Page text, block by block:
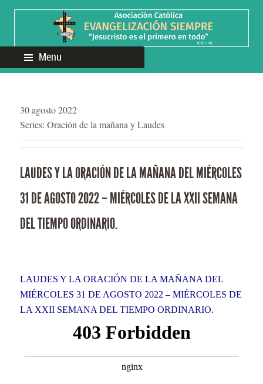
Menu
30 agosto 2022
Series: Oración de la mañana y Laudes
LAUDES Y LA ORACIÓN DE LA MAÑANA DEL MIÉRCOLES
31 DE AGOSTO 2022 – MIÉRCOLES DE LA XXII SEMANA
DEL TIEMPO ORDINARIO.
LAUDES Y LA ORACIÓN DE LA MAÑANA DEL
MIÉRCOLES 31 DE AGOSTO 2022 – MIÉRCOLES DE
LA XXII SEMANA DEL TIEMPO ORDINARIO.